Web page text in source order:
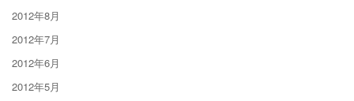
2012年8月
2012年7月
2012年6月
2012年5月